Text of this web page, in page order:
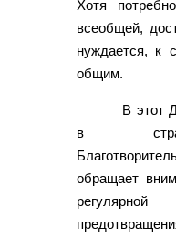
Хотя
всеобщей,
нуждается, к
общим.
В этот
в
обращает